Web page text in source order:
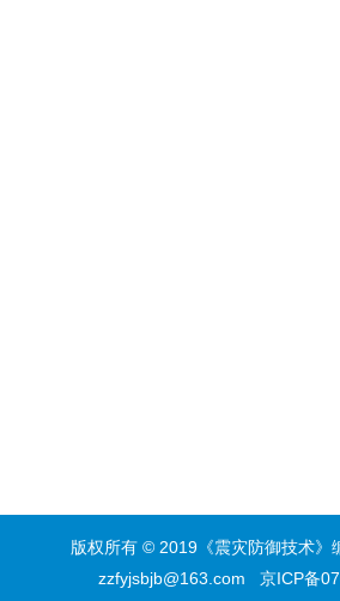
版权所有 © 2019《震灾防御技术
zzfyjsbjb@163.com
京ICP备